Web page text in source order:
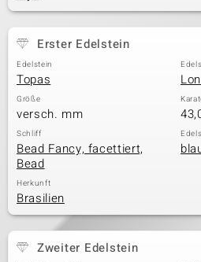
Erster Edelstein
Edelstein
Topas
Größe
versch. mm
Schliff
Bead Fancy, facettiert,
Bead
Herkunft
Brasilien
Zweiter Edelstein